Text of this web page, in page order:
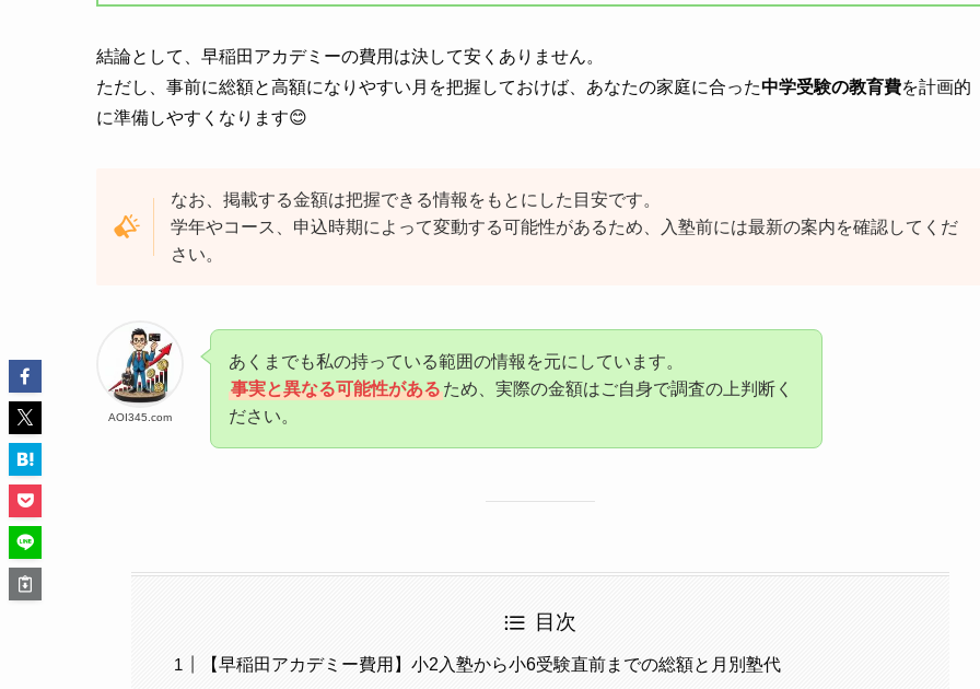
結論として、早稲田アカデミーの費用は決して安くありません。
ただし、事前に総額と高額になりやすい月を把握しておけば、あなたの家庭に合った中学受験の教育費を計画的
に準備しやすくなります😊
なお、掲載する金額は把握できる情報をもとにした目安です。
学年やコース、申込時期によって変動する可能性があるため、入塾前には最新の案内を確認してくだ
さい。
AOI345.com
あくまでも私の持っている範囲の情報を元にしています。
事実と異なる可能性があるため、実際の金額はご自身で調査の上判断く
ださい。
目次
【早稲田アカデミー費用】小2入塾から小6受験直前までの総額と月別塾代